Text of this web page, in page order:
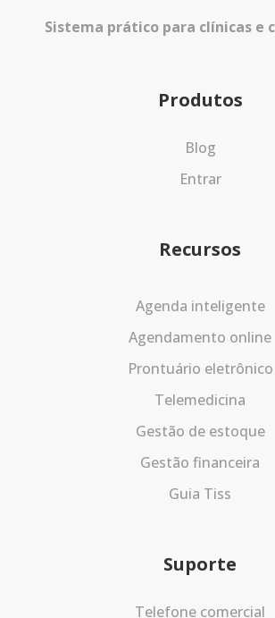
Sistema prático para clínicas e
Produtos
Blog
Entrar
Recursos
Agenda inteligente
Agendamento online
Prontuário eletrônico
Telemedicina
Gestão de estoque
Gestão financeira
Guia Tiss
Suporte
Telefone comercial